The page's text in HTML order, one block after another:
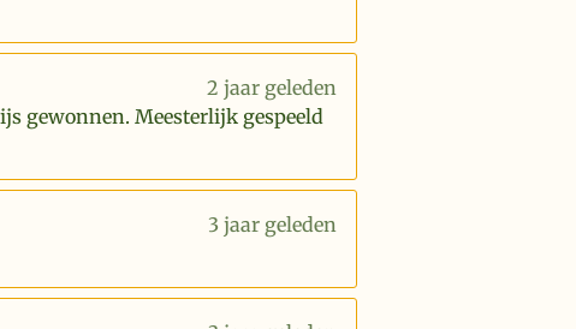
2 jaar geleden
gewonnen. Meesterlijk gespeeld
3 jaar geleden